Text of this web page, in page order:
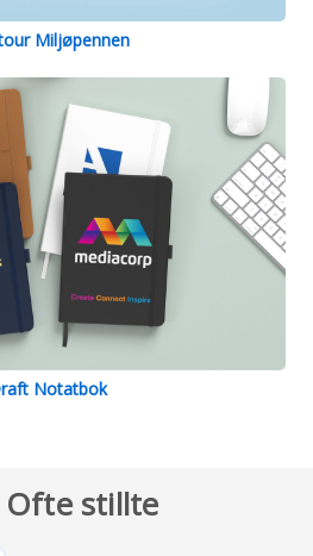
Miljøpennen
Notatbok
Ofte stillte